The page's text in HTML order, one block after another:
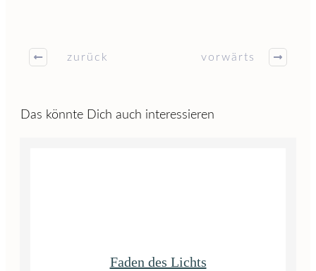
zurück vorwärts
Das könnte Dich auch interessieren
Faden des Lichts